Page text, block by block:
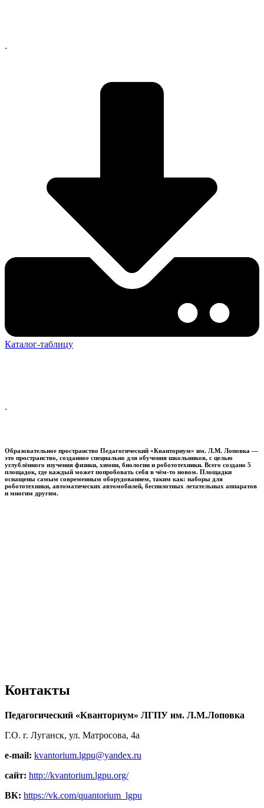
.
Каталог-таблицу
.
Образовательное пространство Педагогический «Кванториум» им. Л.М. Лоповка —
это пространство, созданное специально для обучения школьников, с целью
углублённого изучения физики, химии, биологии и робототехники. Всего создано 5
площадок, где каждый может попробовать себя в чём-то новом. Площадки
оснащены самым современным оборудованием, таким как: наборы для
робототехники, автоматических автомобилей, беспилотных летательных аппаратов
и многим другим.
Контакты
Педагогический «Кванториум» ЛГПУ им. Л.М.Лоповка
Г.О. г. Луганск, ул. Матросова, 4а
e-mail: kvantorium.lgpu@yandex.ru
сайт: http://kvantorium.lgpu.org/
ВК: https://vk.com/quantorium_lgpu